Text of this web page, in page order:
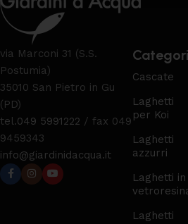
via Marconi 31 (S.S.
Postumia)
35010 San Pietro in Gu
(PD)
tel.049 5991222 / fax 049
9459343
info@giardinidacqua.it
Cascate
Laghetti
per Koi
Laghetti
azzurri
Laghetti in
Laghetti